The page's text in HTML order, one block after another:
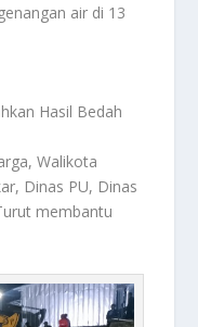
air di 13
Hasil Bedah
Walikota
Dinas PU, Dinas
membantu